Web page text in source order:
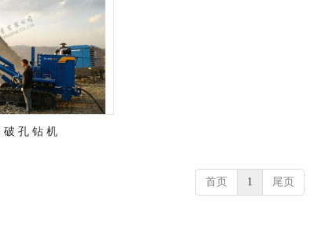
破 孔 钻 机
首页 1 尾页